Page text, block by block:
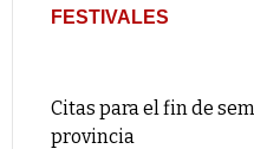
FESTIVALES
Citas para el fin de
provincia